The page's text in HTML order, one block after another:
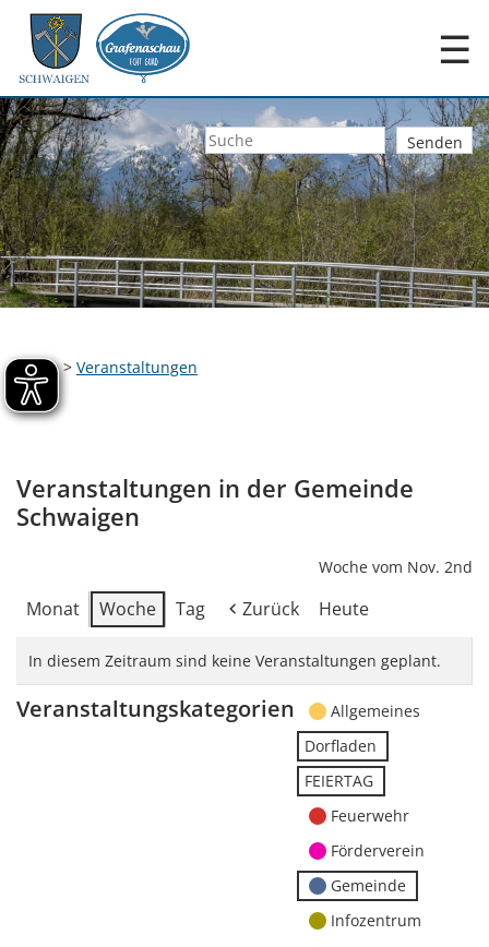
☰
Home> Veranstaltungen
Veranstaltungen in der Gemeinde
Schwaigen
Woche vom Nov. 2nd
Monat Woche Tag Zurück Heute
In diesem Zeitraum sind keine Veranstaltungen geplant.
Veranstaltungskategorien
Allgemeines
Dorfladen
FEIERTAG
Feuerwehr
Förderverein
Gemeinde
Infozentrum